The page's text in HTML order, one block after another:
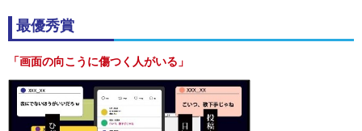
最優秀賞
「画面の向こうに傷つく人がいる」